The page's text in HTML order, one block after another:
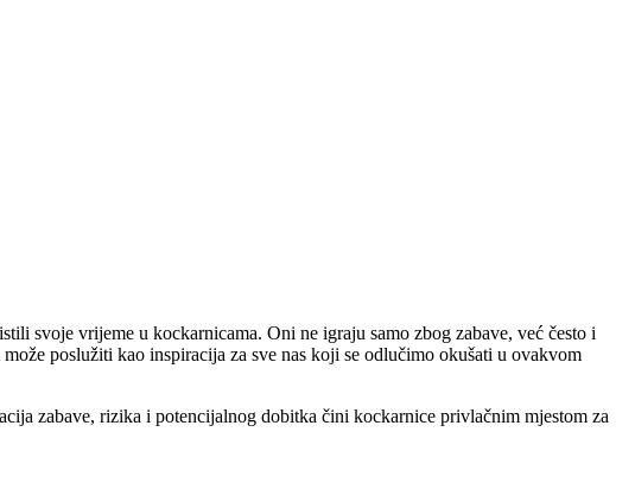
svoje vrijeme u kockarnicama. Oni ne igraju samo zbog zabave, već često i
poslužiti kao inspiracija za sve nas koji se odlučimo okušati u ovakvom
zabave, rizika i potencijalnog dobitka čini kockarnice privlačnim mjestom za